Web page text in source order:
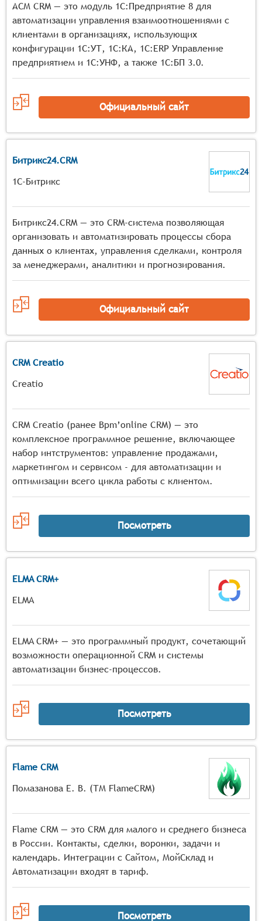
АСМ CRM — это модуль 1С:Предприятие 8 для
автоматизации управления взаимоотношениями с
клиентами в организациях, использующих
конфигурации 1С:УТ, 1С:КА, 1С:ERP Управление
предприятием и 1С:УНФ, а также 1С:БП 3.0.
Официальный сайт
Битрикс24.CRM
1С-Битрикс
Битрикс24.CRM — это CRM-система позволяющая
организовать и автоматизировать процессы сбора
данных о клиентах, управления сделками, контроля
за менеджерами, аналитики и прогнозирования.
Официальный сайт
CRM Creatio
Creatio
CRM Creatio (ранее Bpm’online CRM) — это
комплексное программное решение, включающее
набор интструментов: управление продажами,
маркетингом и сервисом - для автоматизации и
оптимизации всего цикла работы с клиентом.
Посмотреть
ELMA CRM+
ELMA
ELMA CRM+ — это программный продукт, сочетающий
возможности операционной CRM и системы
автоматизации бизнес-процессов.
Посмотреть
Flame CRM
Помазанова Е. В. (ТМ FlameCRM)
Flame CRM — это CRM для малого и среднего бизнеса
в России. Контакты, сделки, воронки, задачи и
календарь. Интеграции с Сайтом, МойСклад и
Автоматизации входят в тариф.
Посмотреть